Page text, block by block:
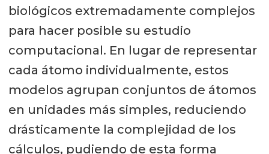
biológicos extremadamente complejos
para hacer posible su estudio
computacional. En lugar de representar
cada átomo individualmente, estos
modelos agrupan conjuntos de átomos
en unidades más simples, reduciendo
drásticamente la complejidad de los
cálculos, pudiendo de esta forma